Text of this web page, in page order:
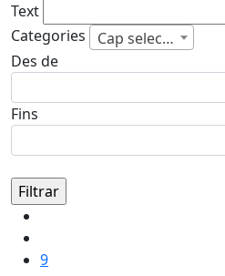
Text
Categories
Cap selecció
Des de
Fins
9